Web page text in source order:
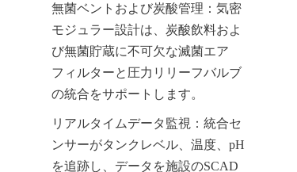
無菌ベントおよび炭酸管理：気密
モジュラー設計は、炭酸飲料およ
び無菌貯蔵に不可欠な滅菌エア
フィルターと圧力リリーフバルブ
の統合をサポートします。
リアルタイムデータ監視：統合セ
ンサーがタンクレベル、温度、pH
を追跡し、データを施設のSCAD